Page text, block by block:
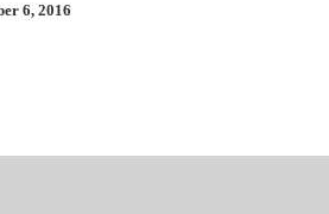
6, 2016